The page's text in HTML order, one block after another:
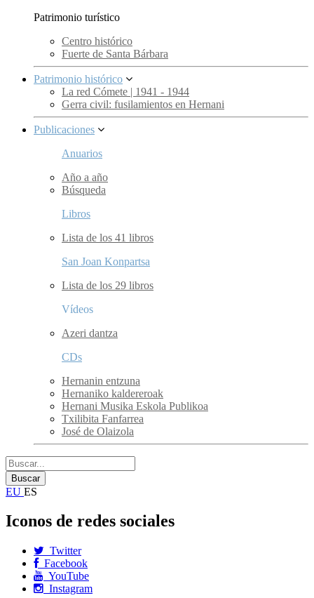
Patrimonio turístico
Centro histórico
Fuerte de Santa Bárbara
Patrimonio histórico
La red Cómete | 1941 - 1944
Gerra civil: fusilamientos en Hernani
Publicaciones
Anuarios
Año a año
Búsqueda
Libros
Lista de los 41 libros
San Joan Konpartsa
Lista de los 29 libros
Vídeos
Azeri dantza
CDs
Hernanin entzuna
Hernaniko kaldereroak
Hernani Musika Eskola Publikoa
Txilibita Fanfarrea
José de Olaizola
EU ES
Iconos de redes sociales
Twitter
Facebook
YouTube
Instagram